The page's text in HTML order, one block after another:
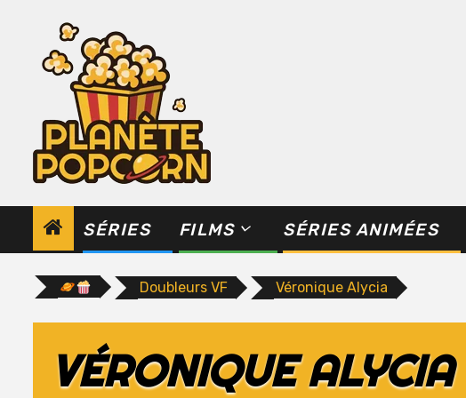
SÉRIES FILMS SÉRIES ANIMÉES
Doubleurs VF Véronique Alycia
VÉRONIQUE ALYCIA